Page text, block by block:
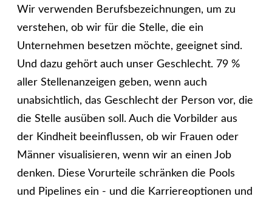
Wir verwenden Berufsbezeichnungen, um zu
verstehen, ob wir für die Stelle, die ein
Unternehmen besetzen möchte, geeignet sind.
Und dazu gehört auch unser Geschlecht. 79 %
aller Stellenanzeigen geben, wenn auch
unabsichtlich, das Geschlecht der Person vor, die
die Stelle ausüben soll. Auch die Vorbilder aus
der Kindheit beeinflussen, ob wir Frauen oder
Männer visualisieren, wenn wir an einen Job
denken. Diese Vorurteile schränken die Pools
und Pipelines ein - und die Karriereoptionen und